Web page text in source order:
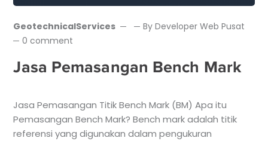
GeotechnicalServices ByDeveloper Web Pusat
0 comment
Jasa Pemasangan Bench Mark
Jasa Pemasangan Titik Bench Mark (BM) Apa itu
Pemasangan Bench Mark? Bench mark adalah titik
referensi yang digunakan dalam pengukuran